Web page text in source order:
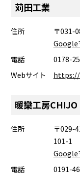
苅田工業
住所
〒031-
Google
電話
0178-
Webサイト
暖欒工房CHIJO
住所
〒029-
101-1
Google
電話
0191-